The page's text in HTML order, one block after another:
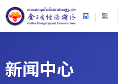
简 | 繁
新闻中心